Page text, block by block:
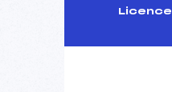
Licence